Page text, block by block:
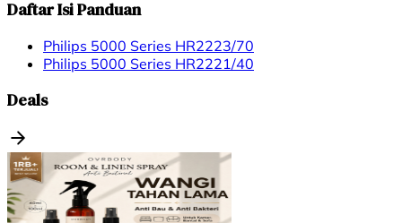
Daftar Isi Panduan
Philips 5000 Series HR2223/70
Philips 5000 Series HR2221/40
Deals